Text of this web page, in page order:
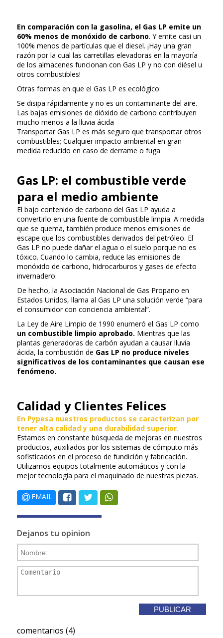
En comparación con la gasolina, el Gas LP emite un
60% menos de monóxido de carbono. Y emite casi un
100% menos de partículas que el diesel. ¡Hay una gran
razón por la cual las carretillas elevadoras en la mayoría
de los almacenes funcionan con Gas LP y no con diésel u
otros combustibles!
Otras formas en que el Gas LP es ecológico:
Se disipa rápidamente y no es un contaminante del aire.
Las bajas emisiones de dióxido de carbono contribuyen
mucho menos a la lluvia ácida
Transportar Gas LP es más seguro que transportar otros
combustibles; Cualquier impacto ambiental en gran
medida reducido en caso de derrame o fuga
Gas LP: el combustible verde
para el medio ambiente
El bajo contenido de carbono del Gas LP ayuda a
convertirlo en una fuente de combustible limpia. A medida
que se quema, también produce menos emisiones de
escape que los combustibles derivados del petróleo. El
Gas LP no puede dañar el agua o el suelo porque no es
tóxico. Cuando lo cambia, reduce las emisiones de
monóxido de carbono, hidrocarburos y gases de efecto
invernadero.
De hecho, la Asociación Nacional de Gas Propano en
Estados Unidos, llama al Gas LP una solución verde “para
el consumidor con conciencia ambiental”.
La Ley de Aire Limpio de 1990 enumeró el Gas LP como
un combustible limpio aprobado. Mientras que las
plantas generadoras de carbón ayudan a causar lluvia
ácida, la combustión de Gas LP no produce niveles
significativos de los contaminantes que causan ese
fenómeno.
Calidad y Clientes Felices
En Pypesa nuestros productos se caracterizan por
tener alta calidad y una durabilidad superior.
Estamos en constante búsqueda de mejoras en nuestros
productos, auxiliados por los sistemas de cómputo más
sofisticados en el proceso de fundición y fabricación.
Utilizamos equipos totalmente automáticos y con la
mejor tecnología para el maquinado de nuestras piezas.
EMAIL
Dejanos tu opinion
comentarios (4)